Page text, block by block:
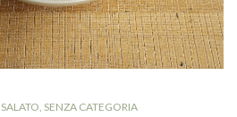
SALATO SENZA CATEGORIA